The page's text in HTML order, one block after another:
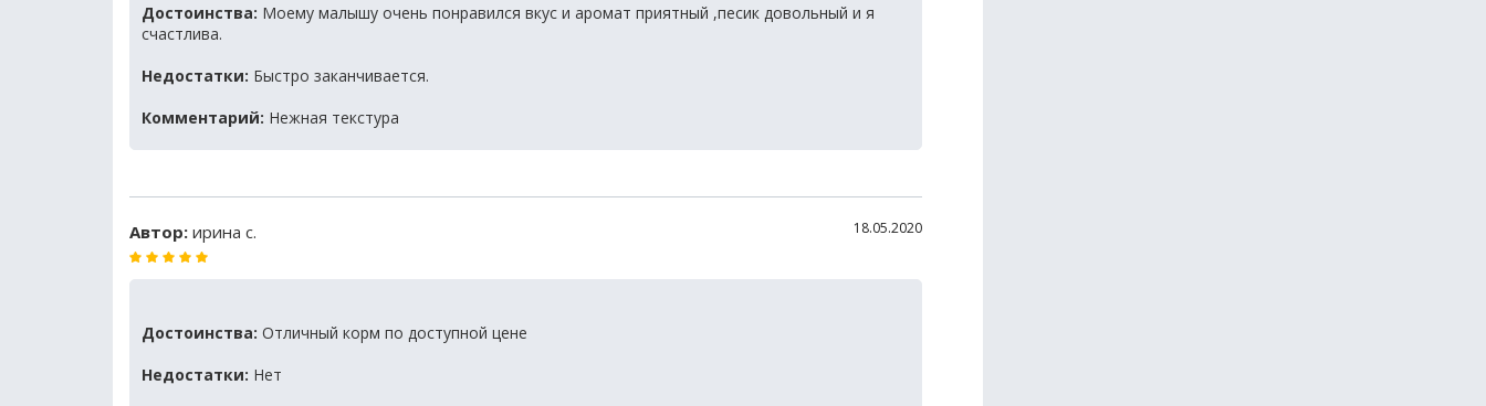
Достоинства: Моему малышу очень понравился вкус и аромат приятный ,песик довольный и я
счастлива.
Недостатки: Быстро заканчивается.
Комментарий: Нежная текстура
Автор: ирина с. 18.05.2020
Достоинства: Отличный корм по доступной цене
Недостатки: Нет